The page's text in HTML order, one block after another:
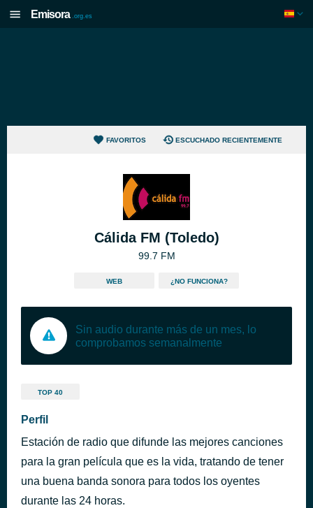
Emisora .org.es
FAVORITOS ESCUCHADO RECIENTEMENTE
Cálida FM (Toledo)
99.7 FM
WEB ¿NO FUNCIONA?
Sin audio durante más de un mes, lo
comprobamos semanalmente
TOP 40
Perfil
Estación de radio que difunde las mejores canciones
para la gran película que es la vida, tratando de tener
una buena banda sonora para todos los oyentes
durante las 24 horas.